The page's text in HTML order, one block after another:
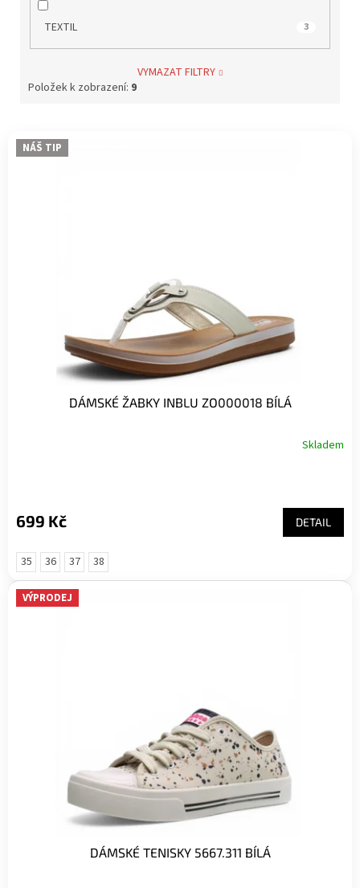
TEXTIL 3
VYMAZAT FILTRY
Položek k zobrazení: 9
V NÁŠ TIP
DÁMSKÉ ŽABKY INBLU ZO000018 BÍLÁ
Skladem
699 Kč DETAIL
35 36 37 38
VÝPRODEJ
DÁMSKÉ TENISKY 5667.311 BÍLÁ